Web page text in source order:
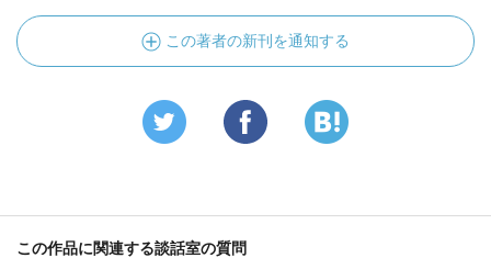
この著者の新刊を通知する
この作品に関連する談話室の質問